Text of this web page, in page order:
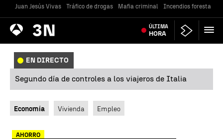
Juan Jesús Vivas Tráfico de drogas Mafia criminal Incendios forestales
Antena
3 Noticias ÚLTIMA
HORA
EN DIRECTO
Segundo día de controles a los viajeros de Italia
Economía Vivienda Empleo
AHORRO